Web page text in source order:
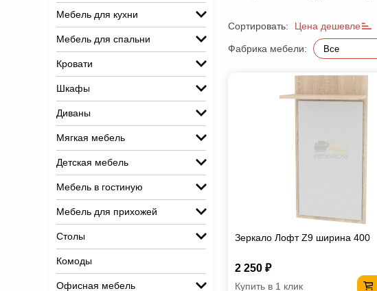
Мебель для кухни
Мебель для спальни
Кровати
Шкафы
Диваны
Мягкая мебель
Детская мебель
Мебель в гостиную
Мебель для прихожей
Столы
Комоды
Офисная мебель
Сортировать: Цена дешевле
Фабрика мебели:
Зеркало Лофт Z9 ширина 400
2 250 ₽
Купить в 1 клик